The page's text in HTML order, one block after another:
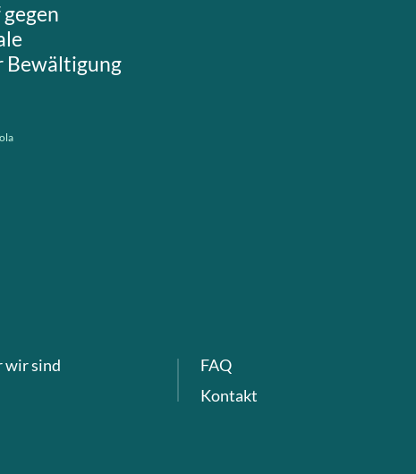
Bewältigung
wir sind
FAQ
Kontakt